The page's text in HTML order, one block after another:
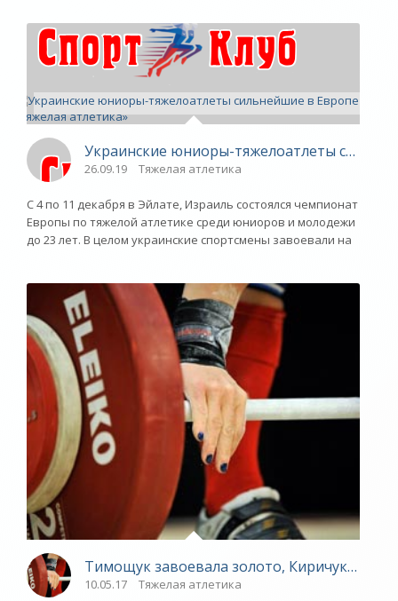
Украинские юниоры-тяжелоатлеты
26.09.19 Тяжелая атлетика
С 4 по 11 декабря в Эйлате, Израиль состоялся чемпионат
Европы по тяжелой атлетике среди юниоров и молодежи
до 23 лет. В целом украинские спортсмены завоевали на
Тимощук завоевала золото, Киричук –
10.05.17 Тяжелая атлетика